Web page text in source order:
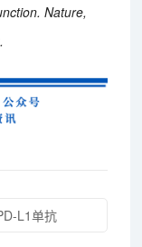
Nature,
L1单抗